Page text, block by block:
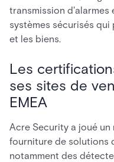
transmission d'alarmes
systèmes sécurisés
et les biens.
Les
ses sites de
EMEA
Acre Security a joué
fourniture de solutions
notamment des